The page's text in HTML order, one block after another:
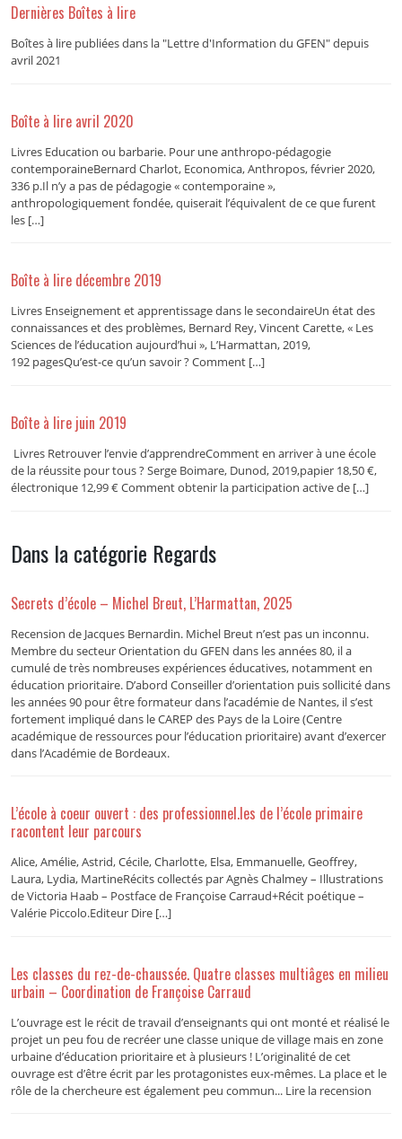
Dernières Boîtes à lire
Boîtes à lire publiées dans la "Lettre d'Information du GFEN" depuis
avril 2021
Boîte à lire avril 2020
Livres Education ou barbarie. Pour une anthropo-pédagogie
contemporaineBernard Charlot, Economica, Anthropos, février 2020,
336 p.Il n’y a pas de pédagogie « contemporaine »,
anthropologiquement fondée, quiserait l’équivalent de ce que furent
les […]
Boîte à lire décembre 2019
Livres Enseignement et apprentissage dans le secondaireUn état des
connaissances et des problèmes, Bernard Rey, Vincent Carette, « Les
Sciences de l’éducation aujourd’hui », L’Harmattan, 2019,
192 pagesQu’est-ce qu’un savoir ? Comment […]
Boîte à lire juin 2019
Livres Retrouver l’envie d’apprendreComment en arriver à une école
de la réussite pour tous ? Serge Boimare, Dunod, 2019,papier 18,50 €,
électronique 12,99 € Comment obtenir la participation active de […]
Dans la catégorie Regards
Secrets d’école – Michel Breut, L’Harmattan, 2025
Recension de Jacques Bernardin. Michel Breut n’est pas un inconnu.
Membre du secteur Orientation du GFEN dans les années 80, il a
cumulé de très nombreuses expériences éducatives, notamment en
éducation prioritaire. D’abord Conseiller d’orientation puis sollicité dans
les années 90 pour être formateur dans l’académie de Nantes, il s’est
fortement impliqué dans le CAREP des Pays de la Loire (Centre
académique de ressources pour l’éducation prioritaire) avant d’exercer
dans l’Académie de Bordeaux.
L’école à coeur ouvert : des professionnel.les de l’école primaire
racontent leur parcours
Alice, Amélie, Astrid, Cécile, Charlotte, Elsa, Emmanuelle, Geoffrey,
Laura, Lydia, MartineRécits collectés par Agnès Chalmey – Illustrations
de Victoria Haab – Postface de Françoise Carraud+Récit poétique –
Valérie Piccolo.Editeur Dire […]
Les classes du rez-de-chaussée. Quatre classes multiâges en milieu
urbain – Coordination de Françoise Carraud
L’ouvrage est le récit de travail d’enseignants qui ont monté et réalisé le
projet un peu fou de recréer une classe unique de village mais en zone
urbaine d’éducation prioritaire et à plusieurs ! L’originalité de cet
ouvrage est d’être écrit par les protagonistes eux-mêmes. La place et le
rôle de la chercheure est également peu commun... Lire la recension